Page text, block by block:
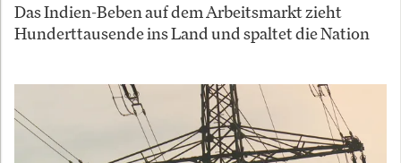
Das Indien-Beben auf dem Arbeitsmarkt zieht
Hunderttausende ins Land und spaltet die Nation